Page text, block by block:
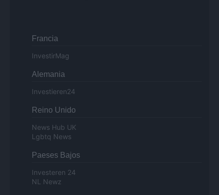
Francia
InvestirMag
Alemania
Investieren24
Reino Unido
News Hub UK
Lgbtq News
Paeses Bajos
Investeren 24
NL Newz